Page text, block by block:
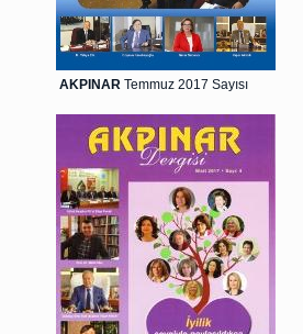
AKPINAR Temmuz 2017 Sayısı